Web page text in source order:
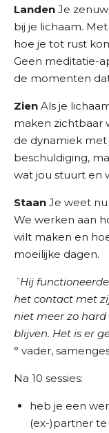
Landen Je
bij je lichaam.
hoe je tot rust
Geen meditatie-
de momenten
Zien Als je
maken zichtbaar
de dynamiek met
beschuldiging,
wat jou stuurt en
Staan Je weet nu
We werken aan
wilt maken en
moeilijke dagen.
´Hij
het contact met
niet meer zo
blijven. Het is er
° vader,
Na 10 sessies:
heb je een
(ex-)partner